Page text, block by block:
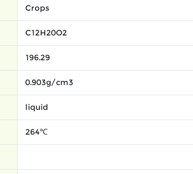
Crops
C12H20O2
196.29
0.903g/cm3
liquid
264℃